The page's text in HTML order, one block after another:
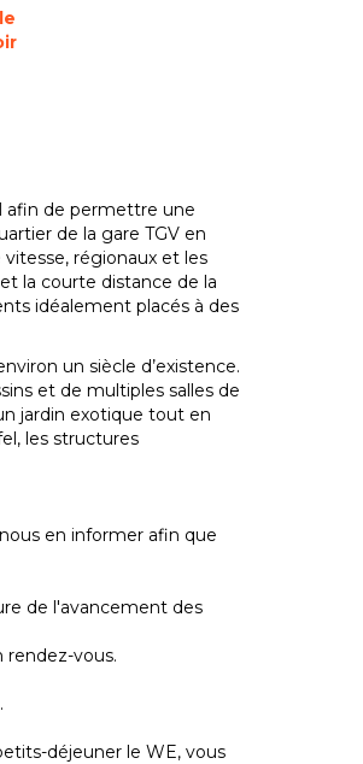
afin de permettre une
de la gare TGV en
régionaux et les
la courte distance de la
idéalement placés à des
un siècle d’existence.
et de multiples salles de
jardin exotique tout en
les structures
en informer afin que
de l'avancement des
vous.
déjeuner le WE, vous